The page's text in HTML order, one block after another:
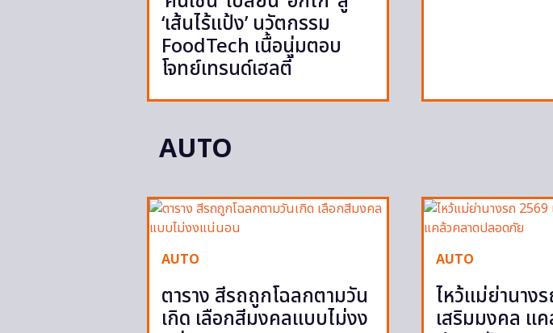
‘เส้นไร้แป้ง’ นวัตกรรม
FoodTech เนื้อนุ่มตอบ
โจทย์เทรนด์เฮลตี้
AUTO
AUTO
ตาราง สีรถถูกโฉลกตามวัน
เกิด เลือกสีมงคลแบบไม่งง
AUTO
ไหว้แม่ย่านาง
เสริมมงคล แ